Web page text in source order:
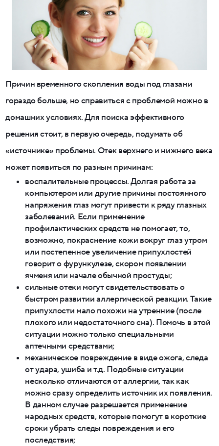
Причин временного скопления воды под глазами
гораздо больше, но справиться с проблемой можно в
домашних условиях. Для поиска эффективного
решения стоит, в первую очередь, подумать об
«источнике» проблемы. Отек верхнего и нижнего века
может появиться по разным причинам:
воспалительные процессы. Долгая работа за
компьютером или другие причины постоянного
напряжения глаз могут привести к ряду глазных
заболеваний. Если применение
профилактических средств не помогает, то,
возможно, покраснение кожи вокруг глаз утром
или постепенное увеличение припухлостей
говорит о фурункулезе, скором появлении
ячменя или начале обычной простуды;
сильные отеки могут свидетельствовать о
быстром развитии аллергической реакции. Такие
припухлости мало похожи на утренние (после
плохого или недостаточного сна). Помочь в этой
ситуации можно только специальными
аптечными средствами;
механическое повреждение в виде ожога, следа
от удара, ушиба и т.д. Подобные ситуации
несколько отличаются от аллергии, так как
можно сразу определить источник их появления.
В данном случае разрешается применение
народных средств, которые помогут в короткие
сроки убрать следы повреждения и его
последствия;